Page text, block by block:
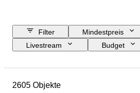
Filter
Mindestpreis
Livestream
Budget
Zustand
2605 Objekte